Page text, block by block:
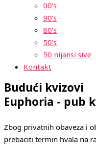
00’s
90’s
80’s
50’s
50 nijansi sive
Kontakt
Budući kvizovi
Euphoria - pub
Zbog privatnih obaveza i
prebaciti termin hvala na